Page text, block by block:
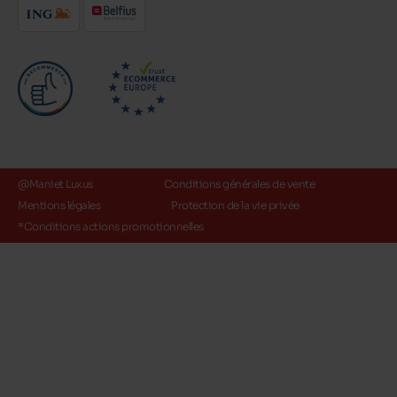
@Maniet Luxus
Conditions générales de vente
Mentions légales
Protection de la vie privée
*Conditions actions promotionnelles